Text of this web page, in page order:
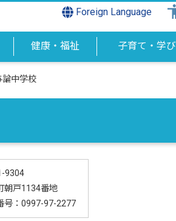
Foreign Language
健康・福祉 子育て・学び
論中学校
9304
朝戸1134番地
号：0997-97-2277